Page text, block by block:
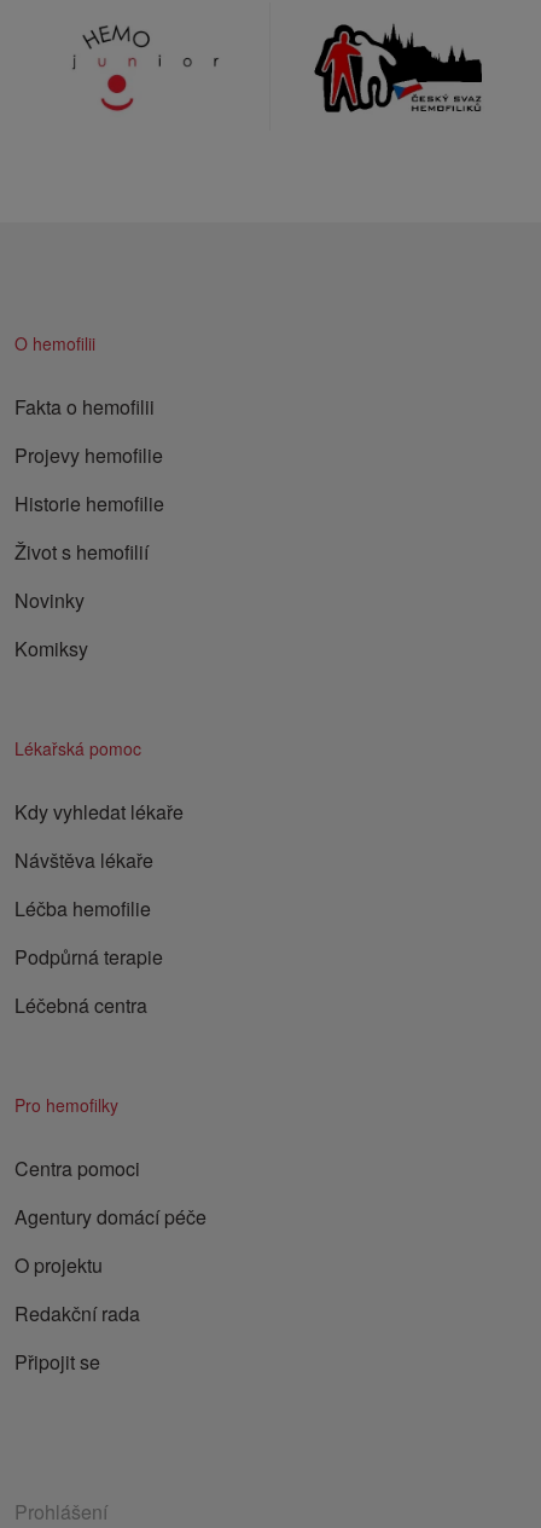
O hemofilii
Fakta o hemofilii
Projevy hemofilie
Historie hemofilie
Život s hemofilií
Novinky
Komiksy
Lékařská pomoc
Kdy vyhledat lékaře
Návštěva lékaře
Léčba hemofilie
Podpůrná terapie
Léčebná centra
Pro hemofilky
Centra pomoci
Agentury domácí péče
O projektu
Redakční rada
Připojit se
Prohlášení